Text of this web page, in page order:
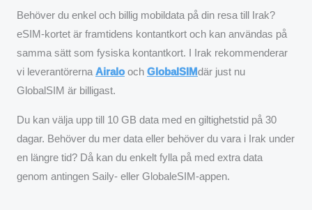
Behöver du enkel och billig mobildata på din resa till Irak?
eSIM-kortet är framtidens kontantkort och kan användas på
samma sätt som fysiska kontantkort. I Irak rekommenderar
vi leverantörerna Airalooch GlobalSIMdär just nu
GlobalSIM är billigast.
Du kan välja upp till 10 GB data med en giltighetstid på 30
dagar. Behöver du mer data eller behöver du vara i Irak under
en längre tid? Då kan du enkelt fylla på med extra data
genom antingen Saily- eller GlobaleSIM-appen.